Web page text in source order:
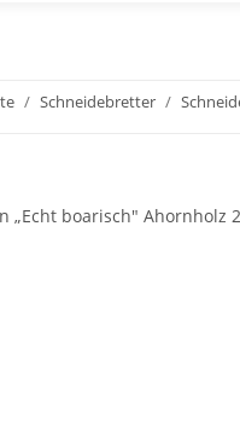
Schneidebretter